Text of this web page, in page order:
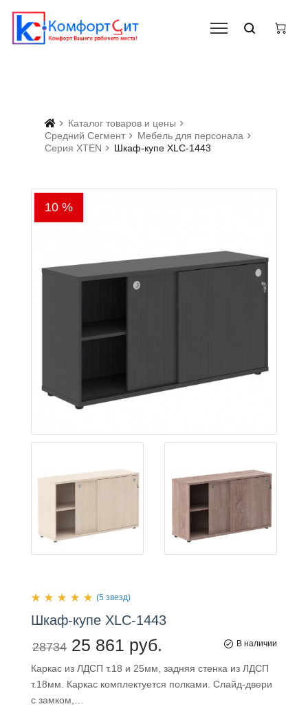
Каталог товаров и цены
Средний Сегмент
Мебель для персонала
Серия XTEN
Шкаф-купе XLC-1443
10 %
(5 звезд)
Шкаф-купе XLC-1443
28734 25 861 руб. В наличии
Каркас из ЛДСП т.18 и 25мм, задняя стенка из ЛДСП
т.18мм. Каркас комплектуется полками. Слайд-двери
с замком,…